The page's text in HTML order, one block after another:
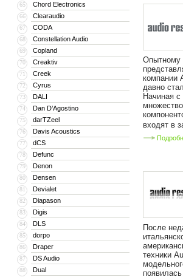
65 Chord Electronics
66 Clearaudio
67 CODA
68 Constellation Audio
69 Copland
70 Creaktiv
71 Creek
72 Cyrus
73 DALI
74 Dan D’Agostino
75 darTZeel
76 Davis Acoustics
77 dCS
78 Defunc
79 Denon
80 Densen
81 Devialet
82 Diapason
83 Digis
84 DLS
85 dorpo
86 Draper
87 DS Audio
88 Dual
Опытному
компании
давно
Начиная
входят в
После
техники